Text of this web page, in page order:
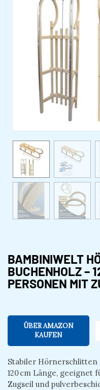
BAMBINIWELT
BUCHENHOLZ –
PERSONEN MIT
ÜBER AMAZON
KAUFEN
Stabiler Hörnerschlitten
120 cm Länge, geeignet
Zugseil und